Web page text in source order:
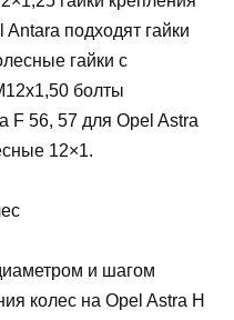
подходят гайки
гайки с
болты
F 56, 57 для Opel Astra
12×1.
и шагом
колес на Opel Astra H